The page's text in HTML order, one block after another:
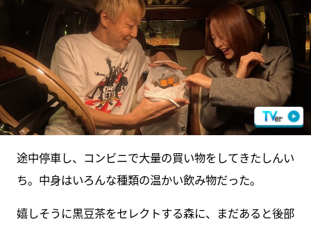
途中停車し、コンビニで大量の買い物をしてきたしんい
ち。中身はいろんな種類の温かい飲み物だった。
嬉しそうに黒豆茶をセレクトする森に、まだあると後部